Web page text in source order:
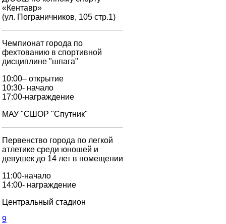
«Кентавр»
(ул. Пограничников, 105 стр.1)
Чемпионат города по
фехтованию в спортивной
дисциплине "шпага"
10:00– открытие
10:30- начало
17:00-награждение
МАУ "СШОР "Спутник"
Первенство города по легкой
атлетике среди юношей и
девушек до 14 лет в помещении
11:00-начало
14:00- награждение
Центральный стадион
9